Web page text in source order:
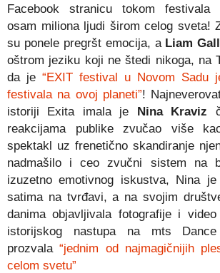
Facebook stranicu tokom festivala
osam miliona ljudi širom celog sveta!
su ponele pregršt emocija, a Liam
oštrom jeziku koji ne štedi nikoga, na
da je “EXIT festival u Novom Sadu
festivala na ovoj planeti”!
istoriji Exita imala je Nina Kraviz
reakcijama publike zvučao više
spektakl uz frenetično skandiranje
nadmašilo i ceo zvučni sistem na
izuzetno emotivnog iskustva, Nina
satima na tvrđavi, a na svojim
danima objavljivala fotografije i
istorijskog nastupa na mts
prozvala“jednim od najmagičnijih
celom svetu”